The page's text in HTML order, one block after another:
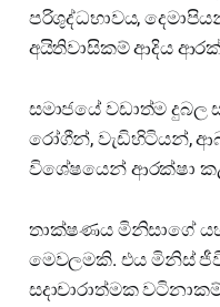
පරිශුද්ධභාවය,
අයිතිවාසිකම් ආදිය
සමාජයේ වඩාත්ම
රෝගීන්, වැඩිහිටියන්,
විශේෂයෙන් ආරක්ෂා
තාක්ෂණය මිනිසාගේ
මෙවලමකි. එය මිනිස්
සදාචාරාත්මක